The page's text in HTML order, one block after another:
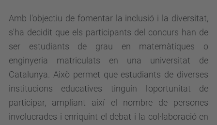
Amb l'objectiu de fomentar la inclusió i la diversitat,
s'ha decidit que els participants del concurs han de
ser estudiants de grau en matemàtiques o
enginyeria matriculats en una universitat de
Catalunya. Això permet que estudiants de diverses
institucions educatives tinguin l'oportunitat de
participar, ampliant així el nombre de persones
involucrades i enriquint el debat i la col·laboració en